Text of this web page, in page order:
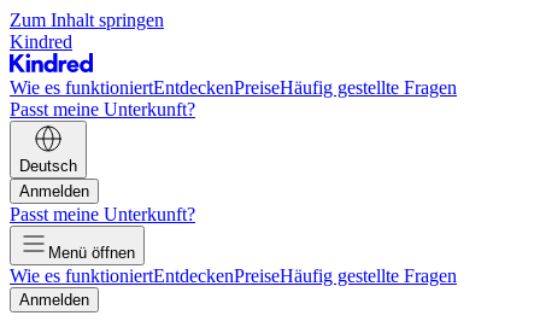
Zum Inhalt springen
Kindred
Wie es funktioniertEntdeckenPreiseHäufig gestellte Fragen
Passt meine Unterkunft?
Deutsch
Anmelden
Passt meine Unterkunft?
Menü öffnen
Wie es funktioniertEntdeckenPreiseHäufig gestellte Fragen
Anmelden